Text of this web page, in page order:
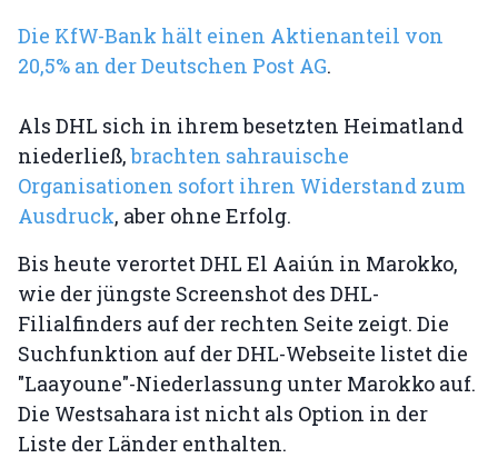
Die KfW-Bank hält einen Aktienanteil von
20,5% an der Deutschen Post AG.
Als DHL sich in ihrem besetzten Heimatland
niederließ,brachten sahrauische
Organisationen sofort ihren Widerstand zum
Ausdruck, aber ohne Erfolg.
Bis heute verortet DHL El Aaiún in Marokko,
wie der jüngste Screenshot des DHL-
Filialfinders auf der rechten Seite zeigt. Die
Suchfunktion auf der DHL-Webseite listet die
"Laayoune"-Niederlassung unter Marokko auf.
Die Westsahara ist nicht als Option in der
Liste der Länder enthalten.